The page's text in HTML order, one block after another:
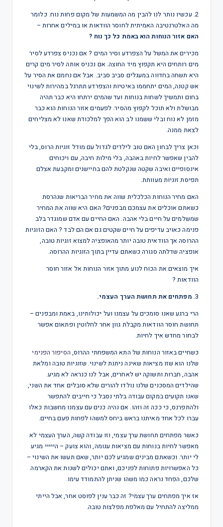
2. עכשיו נותר לנו להבין מה המשמעות של מקום פחות נוח. כלומר
מה האלטרנטיבה האמיתית לחוסר הוודאות או במילים אחרות –
האם אזור הנוחות הוא באמת כל כך נוח ?
מכירים את המשל על הצפרדע וסיר המים ? אם נכניס צפרדע לסיר
מים רותחים היא תקפוץ מיד החוצה. אם נכניס אותה לסיר מים קרים
היא תשחה בחדווה במעגלים סביב סביב. אבל אם נחמם את הסיר על
אש קטנה, המים יתחממו באיטיות והצפרדע תתרגל במהירות לשינוי
בחום ותמשיך לשחות בנוחות ועד שהמים ירתחו היא כבר תהיה
מבושלת ולא תוכל לקפוץ מהסיר. לפעמים אזור הנוחות הוא כבר
מזמן לא נוח ובלי ששמנו לב הוא הפך למלכודת שאנו לא מצליחים
לצאת ממנה.
וכאן צריך לבחון האם טוב לילדים לגדול עם מודל זוגיות הרוס, בלי
להבין שאפשר לחיות באהבה, בלי מילות חיבה, עם ויכוחים
אינסופיים ואיבה שקטה שנקלטת להם בחיישנים ומקבעת אצלם
תפיסת זוגיות מעוותת.
האם מחיר הנוחות הכלכלית שווה את מחיר הבריאות שנהרסת
כשאתם אוכלים את עצמכם מבפנים? האם היא שווה את המחיר
שמשלמים על חיים בלי אהבה. האם החיים עם אדם שמוגדר בלב
פנימה כאויב עדיפים על חיים שקטים גם אם הם לבד ? האם הזוגיות
ההרוסה אך הוודאית טובה יותר מהאופציה למצוא זוגיות טובה,
אופציה שדלתה סגורה כשאתם עדיין בתוך הזוגיות ההרוסה.
איך מוצאים את הכוח לנוע מתוך אזור הנוחות אל אזור חוסר
הוודאות ?
3. מפתחים את תחושת הערך העצמי.
הרי ברגע שאנו סומכים על עצמנו ועל יכולותינו, באמת ומבפנים –
תחושת חוסר הוודאות מקבלת גוון אחר לחלוטין ופתאום אפשר
לבחור מחדש איך לחיות.
כשחיים באזור הנוחות של התא המשפחתי ההרוס, הסיפור הפנימי
שלנו הוא שזו מציאות שאינה ניתנת לשינוי. שזוגיות טובה ומלאת
אהבה, חברות ותשוקה יש לאחרים, אבל לנו כנראה לא מגיע.
שהילדים המסכנים שלנו נולדו להורים שלא סובלים אחד את השני,
שאנו תקועים במקום עבודה בלתי נסבל כי חייבים להתפשר
ולהתפרנס, כי ככה זה וזהו. אם נהיה כנים עם עצמנו מחשבות כאלו
עברו לכל אחד מאיתנו בראש ביחס למשהו לפחות פעם בחיים.
כאשר מפתחים תחושת ערך עצמי, וזו עבודה קשה, הערך העצמי לא
מאפשר לחיות בנוחות עם מציאות עגומה, והוא צועק – הייייי מגיע
לי יותר. וכשאתם מבינים שמגיע לכם יותר, שאם תעשו את השינוי –
כל האפשרויות פתוחות לפניכם, ואתם יכולים לשנות את הקארמה
שלכם, הפחד נראה כמו משהו שניתן להתמודד עימו.
אז איך מפתחים ערך עצמי? זה כבר ענין לפוסט אחר, אבל הייתי
ממליצה להתחיל עם מאלפת מפלצות טובה.